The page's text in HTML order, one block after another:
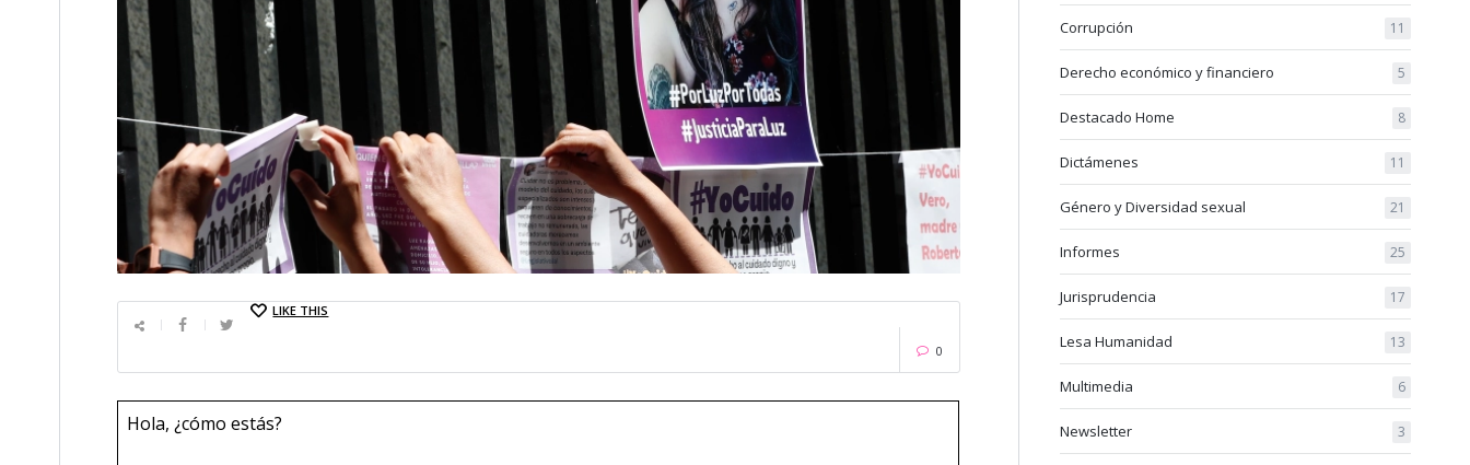
LIKE THIS
0
­Hola, ¿cómo estás?
Corrupción 11
Derecho económico y financiero 5
Destacado Home 8
Dictámenes 11
Género y Diversidad sexual 21
Informes 25
Jurisprudencia 17
Lesa Humanidad 13
Multimedia 6
Newsletter 3